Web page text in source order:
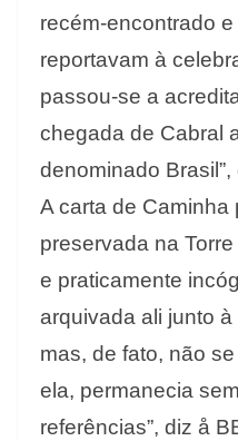
recém-encontrado
reportavam à
passou-se a
chegada de Cabral
denominado
A carta de Caminha
preservada na
e praticamente
arquivada ali junto
mas, de fato, não
ela, permanecia
referências”, diz å